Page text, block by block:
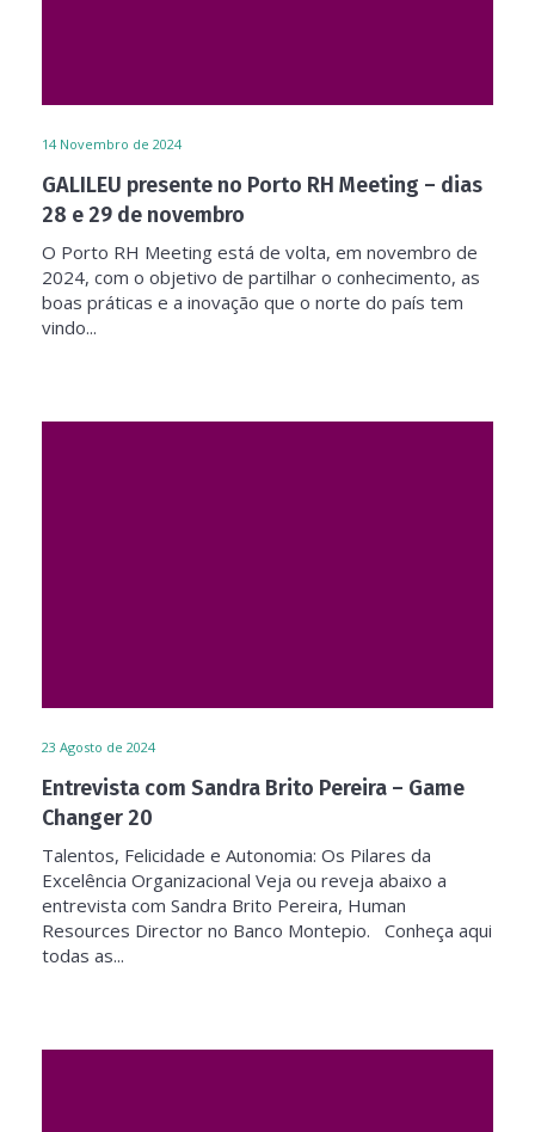
14 Novembro de 2024
GALILEU presente no Porto RH Meeting – dias
28 e 29 de novembro
O Porto RH Meeting está de volta, em novembro de
2024, com o objetivo de partilhar o conhecimento, as
boas práticas e a inovação que o norte do país tem
vindo...
23 Agosto de 2024
Entrevista com Sandra Brito Pereira – Game
Changer 20
Talentos, Felicidade e Autonomia: Os Pilares da
Excelência Organizacional Veja ou reveja abaixo a
entrevista com Sandra Brito Pereira, Human
Resources Director no Banco Montepio. Conheça aqui
todas as...